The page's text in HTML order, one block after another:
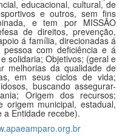
educacional, cultural, de
e outros, sem fins
e tem por MISSÃO
de direitos, prevenção,
á família, direcionadas á
com deficiência e á
solidaria; Objetivos; (geral e
melhorias da qualidade de
em seus ciclos de vida;
buscando assegurar-
Origem dos recursos;
municipal, estadual,
Entidade recebe).